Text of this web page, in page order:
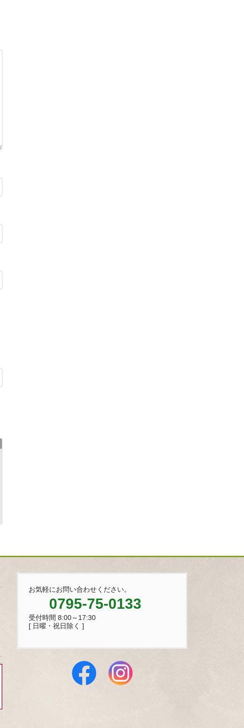
お気軽にお問い合わせください。
0795-75-0133
受付時間 8:00～17:30
[ 日曜・祝日除く ]